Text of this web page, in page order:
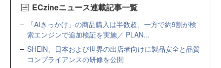
ECzineニュース連載記事一覧
「AIきっかけ」の商品購入は半数超、一方で約9割が検
索エンジンで追加検証を実施／ PLAN...
SHEIN、日本および世界の出店者向けに製品安全と品質
コンプライアンスの研修を公開